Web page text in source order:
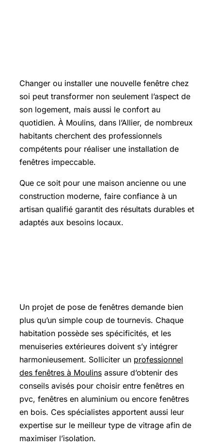
Changer ou installer une nouvelle fenêtre chez
soi peut transformer non seulement l’aspect de
son logement, mais aussi le confort au
quotidien. À Moulins, dans l’Allier, de nombreux
habitants cherchent des professionnels
compétents pour réaliser une installation de
fenêtres impeccable.
Que ce soit pour une maison ancienne ou une
construction moderne, faire confiance à un
artisan qualifié garantit des résultats durables et
adaptés aux besoins locaux.
Un projet de pose de fenêtres demande bien
plus qu’un simple coup de tournevis. Chaque
habitation possède ses spécificités, et les
menuiseries extérieures doivent s’y intégrer
harmonieusement. Solliciter un professionnel
des fenêtres à Moulins assure d’obtenir des
conseils avisés pour choisir entre fenêtres en
pvc, fenêtres en aluminium ou encore fenêtres
en bois. Ces spécialistes apportent aussi leur
expertise sur le meilleur type de vitrage afin de
maximiser l’isolation.